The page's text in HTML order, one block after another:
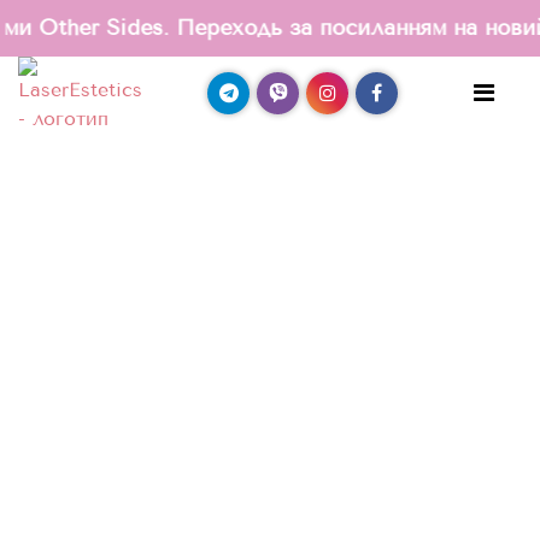
Переходь за посиланням на новийсайт